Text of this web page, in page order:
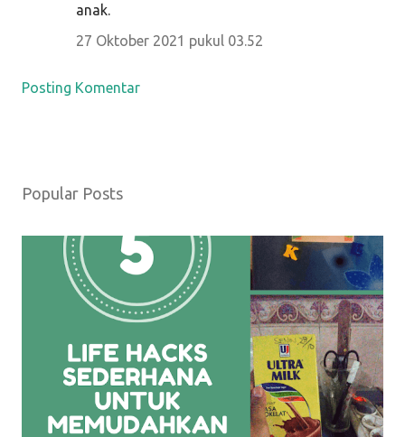
anak.
27 Oktober 2021 pukul 03.52
Posting Komentar
Popular Posts